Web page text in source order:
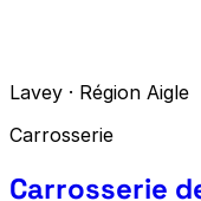
Lavey · Région Aigle
Carrosserie
Carrosserie